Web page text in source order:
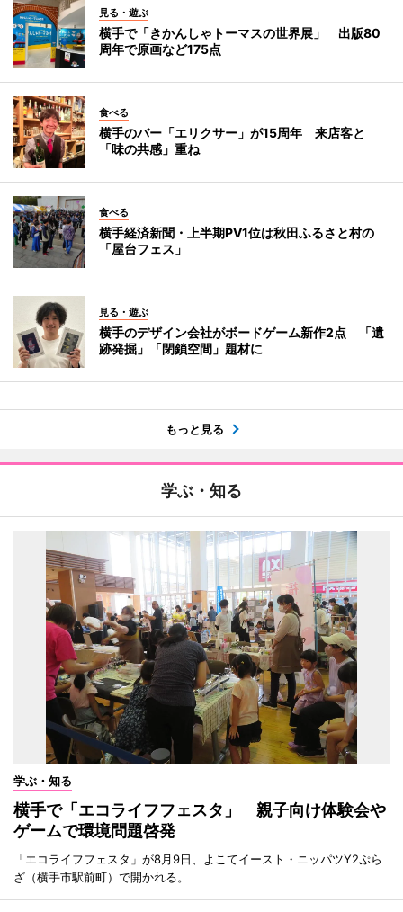
見る・遊ぶ
横手で「きかんしゃトーマスの世界展」 出版80
周年で原画など175点
食べる
横手のバー「エリクサー」が15周年 来店客と
「味の共感」重ね
食べる
横手経済新聞・上半期PV1位は秋田ふるさと村の
「屋台フェス」
見る・遊ぶ
横手のデザイン会社がボードゲーム新作2点 「遺
跡発掘」「閉鎖空間」題材に
もっと見る
学ぶ・知る
学ぶ・知る
横手で「エコライフフェスタ」 親子向け体験会や
ゲームで環境問題啓発
「エコライフフェスタ」が8月9日、よこてイースト・ニッパツY2ぷら
ざ（横手市駅前町）で開かれる。